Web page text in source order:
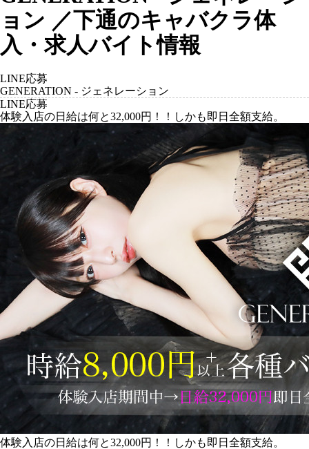
ョン ／下通のキャバクラ体
入・求人バイト情報
LINE応募
GENERATION - ジェネレーション
LINE応募
体験入店の日給は何と32,000円！！しかも即日全額支給。
体験入店の日給は何と32,000円！！しかも即日全額支給。